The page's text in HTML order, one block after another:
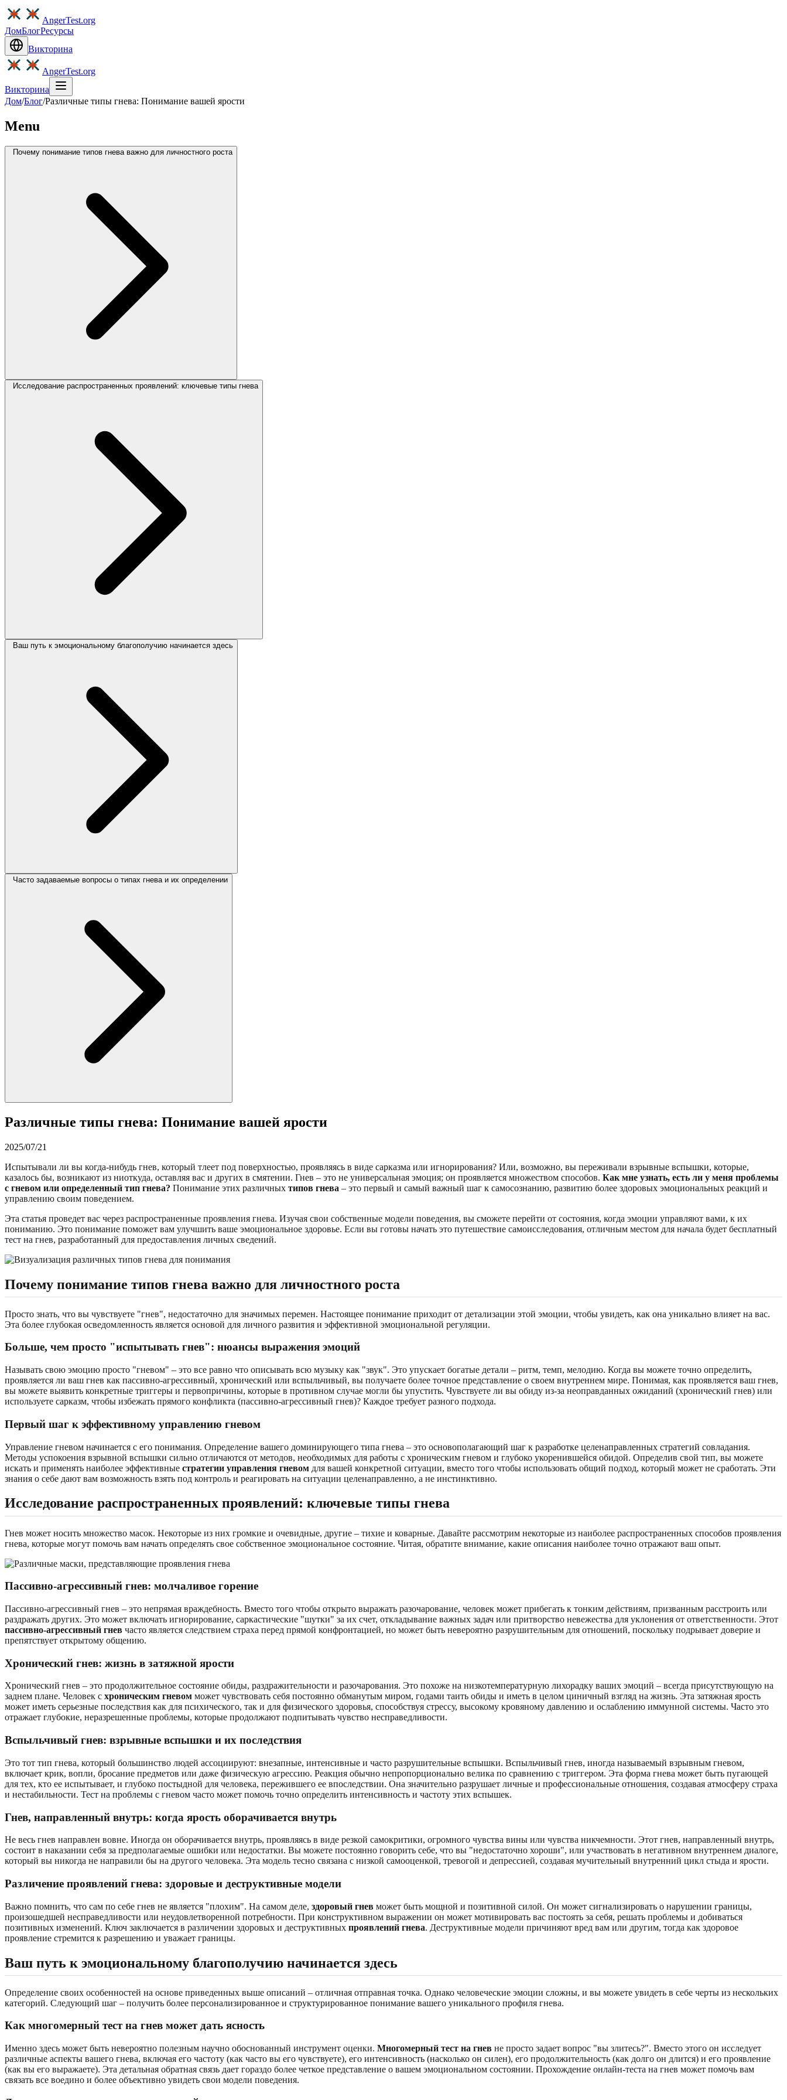
AngerTest.org
ДомБлогРесурсы
Викторина
AngerTest.org
Викторина
Дом/Блог/Различные типы гнева: Понимание вашей ярости
Menu
Почему понимание типов гнева важно для личностного роста
Исследование распространенных проявлений: ключевые типы гнева
Ваш путь к эмоциональному благополучию начинается здесь
Часто задаваемые вопросы о типах гнева и их определении
Различные типы гнева: Понимание вашей ярости
2025/07/21
Испытывали ли вы когда-нибудь гнев, который тлеет под поверхностью, проявляясь в виде сарказма или игнорирования? Или, возможно, вы переживали взрывные вспышки, которые,
казалось бы, возникают из ниоткуда, оставляя вас и других в смятении. Гнев – это не универсальная эмоция; он проявляется множеством способов. Как мне узнать, есть ли у меня проблемы
с гневом или определенный тип гнева? Понимание этих различных типов гнева – это первый и самый важный шаг к самосознанию, развитию более здоровых эмоциональных реакций и
управлению своим поведением.
Эта статья проведет вас через распространенные проявления гнева. Изучая свои собственные модели поведения, вы сможете перейти от состояния, когда эмоции управляют вами, к их
пониманию. Это понимание поможет вам улучшить ваше эмоциональное здоровье. Если вы готовы начать это путешествие самоисследования, отличным местом для начала будет бесплатный
тест на гнев, разработанный для предоставления личных сведений.
Почему понимание типов гнева важно для личностного роста
Просто знать, что вы чувствуете "гнев", недостаточно для значимых перемен. Настоящее понимание приходит от детализации этой эмоции, чтобы увидеть, как она уникально влияет на вас.
Эта более глубокая осведомленность является основой для личного развития и эффективной эмоциональной регуляции.
Больше, чем просто "испытывать гнев": нюансы выражения эмоций
Называть свою эмоцию просто "гневом" – это все равно что описывать всю музыку как "звук". Это упускает богатые детали – ритм, темп, мелодию. Когда вы можете точно определить,
проявляется ли ваш гнев как пассивно-агрессивный, хронический или вспыльчивый, вы получаете более точное представление о своем внутреннем мире. Понимая, как проявляется ваш гнев,
вы можете выявить конкретные триггеры и первопричины, которые в противном случае могли бы упустить. Чувствуете ли вы обиду из-за неоправданных ожиданий (хронический гнев) или
используете сарказм, чтобы избежать прямого конфликта (пассивно-агрессивный гнев)? Каждое требует разного подхода.
Первый шаг к эффективному управлению гневом
Управление гневом начинается с его понимания. Определение вашего доминирующего типа гнева – это основополагающий шаг к разработке целенаправленных стратегий совладания.
Методы успокоения взрывной вспышки сильно отличаются от методов, необходимых для работы с хроническим гневом и глубоко укоренившейся обидой. Определив свой тип, вы можете
искать и применять наиболее эффективные стратегии управления гневом для вашей конкретной ситуации, вместо того чтобы использовать общий подход, который может не сработать. Эти
знания о себе дают вам возможность взять под контроль и реагировать на ситуации целенаправленно, а не инстинктивно.
Исследование распространенных проявлений: ключевые типы гнева
Гнев может носить множество масок. Некоторые из них громкие и очевидные, другие – тихие и коварные. Давайте рассмотрим некоторые из наиболее распространенных способов проявления
гнева, которые могут помочь вам начать определять свое собственное эмоциональное состояние. Читая, обратите внимание, какие описания наиболее точно отражают ваш опыт.
Пассивно-агрессивный гнев: молчаливое горение
Пассивно-агрессивный гнев – это непрямая враждебность. Вместо того чтобы открыто выражать разочарование, человек может прибегать к тонким действиям, призванным расстроить или
раздражать других. Это может включать игнорирование, саркастические "шутки" за их счет, откладывание важных задач или притворство невежества для уклонения от ответственности. Этот
пассивно-агрессивный гнев часто является следствием страха перед прямой конфронтацией, но может быть невероятно разрушительным для отношений, поскольку подрывает доверие и
препятствует открытому общению.
Хронический гнев: жизнь в затяжной ярости
Хронический гнев – это продолжительное состояние обиды, раздражительности и разочарования. Это похоже на низкотемпературную лихорадку ваших эмоций – всегда присутствующую на
заднем плане. Человек с хроническим гневом может чувствовать себя постоянно обманутым миром, годами таить обиды и иметь в целом циничный взгляд на жизнь. Эта затяжная ярость
может иметь серьезные последствия как для психического, так и для физического здоровья, способствуя стрессу, высокому кровяному давлению и ослаблению иммунной системы. Часто это
отражает глубокие, неразрешенные проблемы, которые продолжают подпитывать чувство несправедливости.
Вспыльчивый гнев: взрывные вспышки и их последствия
Это тот тип гнева, который большинство людей ассоциируют: внезапные, интенсивные и часто разрушительные вспышки. Вспыльчивый гнев, иногда называемый взрывным гневом,
включает крик, вопли, бросание предметов или даже физическую агрессию. Реакция обычно непропорционально велика по сравнению с триггером. Эта форма гнева может быть пугающей
для тех, кто ее испытывает, и глубоко постыдной для человека, пережившего ее впоследствии. Она значительно разрушает личные и профессиональные отношения, создавая атмосферу страха
и нестабильности. Тест на проблемы с гневом часто может помочь точно определить интенсивность и частоту этих вспышек.
Гнев, направленный внутрь: когда ярость оборачивается внутрь
Не весь гнев направлен вовне. Иногда он оборачивается внутрь, проявляясь в виде резкой самокритики, огромного чувства вины или чувства никчемности. Этот гнев, направленный внутрь,
состоит в наказании себя за предполагаемые ошибки или недостатки. Вы можете постоянно говорить себе, что вы "недостаточно хороши", или участвовать в негативном внутреннем диалоге,
который вы никогда не направили бы на другого человека. Эта модель тесно связана с низкой самооценкой, тревогой и депрессией, создавая мучительный внутренний цикл стыда и ярости.
Различение проявлений гнева: здоровые и деструктивные модели
Важно помнить, что сам по себе гнев не является "плохим". На самом деле, здоровый гнев может быть мощной и позитивной силой. Он может сигнализировать о нарушении границы,
произошедшей несправедливости или неудовлетворенной потребности. При конструктивном выражении он может мотивировать вас постоять за себя, решать проблемы и добиваться
позитивных изменений. Ключ заключается в различении здоровых и деструктивных проявлений гнева. Деструктивные модели причиняют вред вам или другим, тогда как здоровое
проявление стремится к разрешению и уважает границы.
Ваш путь к эмоциональному благополучию начинается здесь
Определение своих особенностей на основе приведенных выше описаний – отличная отправная точка. Однако человеческие эмоции сложны, и вы можете увидеть в себе черты из нескольких
категорий. Следующий шаг – получить более персонализированное и структурированное понимание вашего уникального профиля гнева.
Как многомерный тест на гнев может дать ясность
Именно здесь может быть невероятно полезным научно обоснованный инструмент оценки. Многомерный тест на гнев не просто задает вопрос "вы злитесь?". Вместо этого он исследует
различные аспекты вашего гнева, включая его частоту (как часто вы его чувствуете), его интенсивность (насколько он силен), его продолжительность (как долго он длится) и его проявление
(как вы его выражаете). Эта детальная обратная связь дает гораздо более четкое представление о вашем эмоциональном состоянии. Прохождение онлайн-теста на гнев может помочь вам
связать все воедино и более объективно увидеть свои модели поведения.